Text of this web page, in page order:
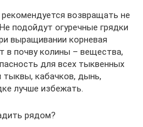
возвращать не
подойдут огуречные грядки
выращивании корневая
в почву колины – вещества,
для всех тыквенных
тыквы, кабачков, дынь,
лучше избежать.
рядом?